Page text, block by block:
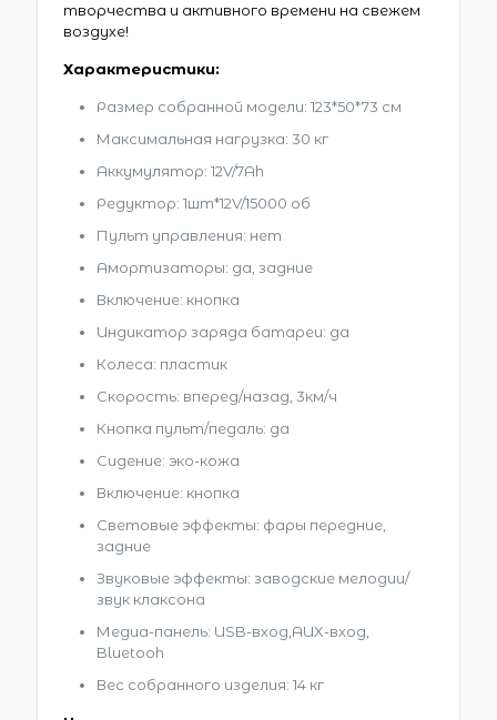
творчества и активного времени на свежем
воздухе!
Характеристики:
Размер собранной модели: 123*50*73 см
Максимальная нагрузка: 30 кг
Аккумулятор: 12V/7Ah
Редуктор: 1шт*12V/15000 об
Пульт управления: нет
Амортизаторы: да, задние
Включение: кнопка
Индикатор заряда батареи: да
Колеса: пластик
Скорость: вперед/назад, 3км/ч
Кнопка пульт/педаль: да
Сидение: эко-кожа
Включение: кнопка
Световые эффекты: фары передние,
задние
Звуковые эффекты: заводские мелодии/
звук клаксона
Медиа-панель: USB-вход,AUX-вход,
Bluetooh
Вес собранного изделия: 14 кг